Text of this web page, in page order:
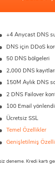
+4 Anycast DNS
DNS için DDoS
50 DNS bölgeleri
2,000 DNS kayıtları
150M Aylık DNS
2 DNS Failover
100 Email
Ücretsiz SSL
Temel Özellikler
Genişletilmiş
deneme. Kredi kartı